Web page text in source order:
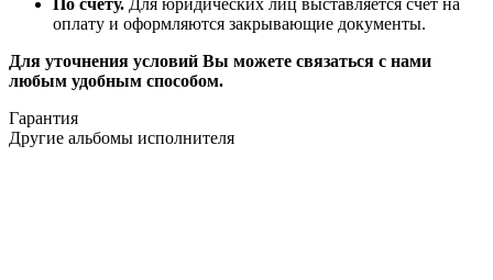
оплату и оформляются закрывающие документы.
Для уточнения условий Вы можете связаться с нами
любым удобным способом.
Гарантия
Другие альбомы исполнителя